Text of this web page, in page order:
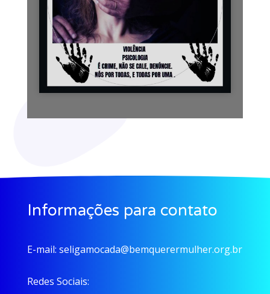
Informações para contato
E-mail: seligamocada@bemquerermulher.org.br
Redes Sociais: